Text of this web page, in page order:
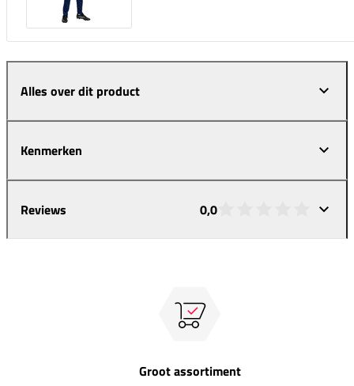
Alles over dit product
Kenmerken
Reviews 0,0
Groot assortiment